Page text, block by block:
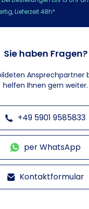
Lieferzeit 48h*
Sie haben Fragen?
Ansprechpartner
helfen Ihnen gern weiter.
+49 5901 9585833
per WhatsApp
Kontaktformular